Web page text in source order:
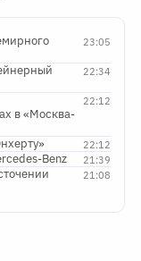
23:05
22:34
22:12
в «Москва-
22:12
21:39
Benz
21:08